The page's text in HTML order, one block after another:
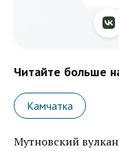
Читайте больше
Камчатка
Мутновский